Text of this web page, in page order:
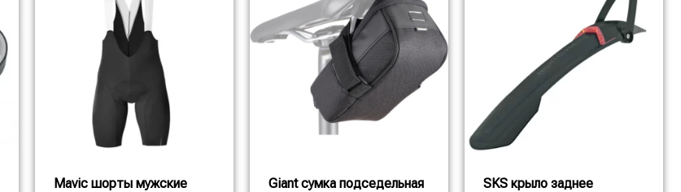
Mavic шорты мужские
Giant сумка подседельная
SKS крыло заднее